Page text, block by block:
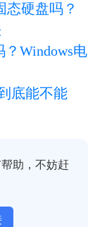
态硬盘吗？
？Windows电
底能不能
助，不妨赶